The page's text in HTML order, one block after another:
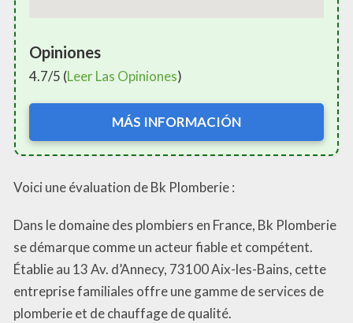
Opiniones
4.7/5 (Leer Las Opiniones)
MÁS INFORMACIÓN
Voici une évaluation de Bk Plomberie :
Dans le domaine des plombiers en France, Bk Plomberie
se démarque comme un acteur fiable et compétent.
Établie au 13 Av. d’Annecy, 73100 Aix-les-Bains, cette
entreprise familiales offre une gamme de services de
plomberie et de chauffage de qualité.